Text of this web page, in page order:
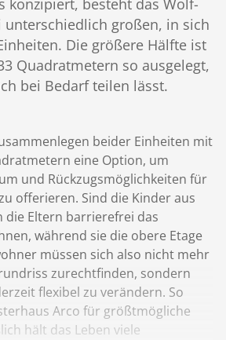
konzipiert, besteht das Wolf-
unterschiedlich großen, in sich
Die größere Hälfte ist
Quadratmetern so ausgelegt,
bei Bedarf teilen lässt.
beider Einheiten mit
eine Option, um
und Rückzugsmöglichkeiten für
offerieren. Sind die Kinder aus
die Eltern barrierefrei das
während sie die obere Etage
müssen sich also nicht mehr
zurechtfinden, sondern
flexibel zu verändern. So
Arco für größtmögliche
hält das Leben viele